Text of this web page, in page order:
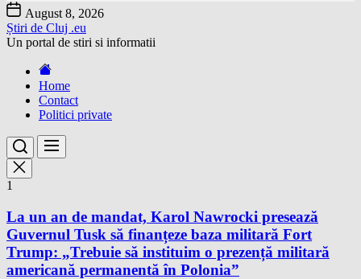
Skip
to
the
content
August 8, 2026
Știri de Cluj .eu
Un portal de stiri si informatii
Home
Contact
Politici private
1
La un an de mandat, Karol Nawrocki presează
Guvernul Tusk să finanțeze baza militară Fort
Trump: „Trebuie să instituim o prezență militară
americană permanentă în Polonia”